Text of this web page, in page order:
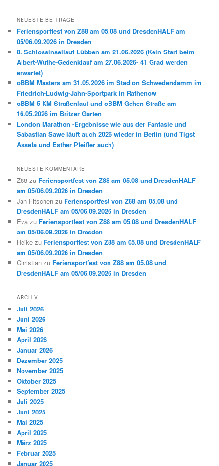
h
n
NEUESTE BEITRÄGE
Feriensportfest von Z88 am 05.08 und DresdenHALF am
05/06.09.2026 in Dresden
8. Schlossinsellauf Lübben am 21.06.2026 (Kein Start beim
Albert-Wuthe-Gedenklauf am 27.06.2026- 41 Grad werden
erwartet)
oBBM Masters am 31.05.2026 im Stadion Schwedendamm im
Friedrich-Ludwig-Jahn-Sportpark in Rathenow
oBBM 5 KM Straßenlauf und oBBM Gehen Straße am
16.05.2026 im Britzer Garten
London Marathon -Ergebnisse wie aus der Fantasie und
Sabastian Sawe läuft auch 2026 wieder in Berlin (und Tigst
Assefa und Esther Pfeiffer auch)
NEUESTE KOMMENTARE
Z88 zu Feriensportfest von Z88 am 05.08 und DresdenHALF
am 05/06.09.2026 in Dresden
Jan Fitschen zu Feriensportfest von Z88 am 05.08 und
DresdenHALF am 05/06.09.2026 in Dresden
Eva zu Feriensportfest von Z88 am 05.08 und DresdenHALF
am 05/06.09.2026 in Dresden
Heike zu Feriensportfest von Z88 am 05.08 und DresdenHALF
am 05/06.09.2026 in Dresden
Christian zu Feriensportfest von Z88 am 05.08 und
DresdenHALF am 05/06.09.2026 in Dresden
ARCHIV
Juli 2026
Juni 2026
Mai 2026
April 2026
Januar 2026
Dezember 2025
November 2025
Oktober 2025
September 2025
Juli 2025
Juni 2025
Mai 2025
April 2025
März 2025
Februar 2025
Januar 2025